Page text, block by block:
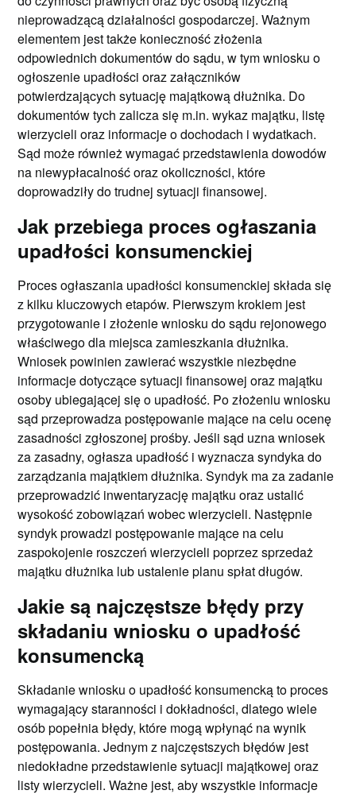
nieprowadzącą działalności gospodarczej. Ważnym
elementem jest także konieczność złożenia
odpowiednich dokumentów do sądu, w tym wniosku o
ogłoszenie upadłości oraz załączników
potwierdzających sytuację majątkową dłużnika. Do
dokumentów tych zalicza się m.in. wykaz majątku, listę
wierzycieli oraz informacje o dochodach i wydatkach.
Sąd może również wymagać przedstawienia dowodów
na niewypłacalność oraz okoliczności, które
doprowadziły do trudnej sytuacji finansowej.
Jak przebiega proces ogłaszania
upadłości konsumenckiej
Proces ogłaszania upadłości konsumenckiej składa się
z kilku kluczowych etapów. Pierwszym krokiem jest
przygotowanie i złożenie wniosku do sądu rejonowego
właściwego dla miejsca zamieszkania dłużnika.
Wniosek powinien zawierać wszystkie niezbędne
informacje dotyczące sytuacji finansowej oraz majątku
osoby ubiegającej się o upadłość. Po złożeniu wniosku
sąd przeprowadza postępowanie mające na celu ocenę
zasadności zgłoszonej prośby. Jeśli sąd uzna wniosek
za zasadny, ogłasza upadłość i wyznacza syndyka do
zarządzania majątkiem dłużnika. Syndyk ma za zadanie
przeprowadzić inwentaryzację majątku oraz ustalić
wysokość zobowiązań wobec wierzycieli. Następnie
syndyk prowadzi postępowanie mające na celu
zaspokojenie roszczeń wierzycieli poprzez sprzedaż
majątku dłużnika lub ustalenie planu spłat długów.
Jakie są najczęstsze błędy przy
składaniu wniosku o upadłość
konsumencką
Składanie wniosku o upadłość konsumencką to proces
wymagający staranności i dokładności, dlatego wiele
osób popełnia błędy, które mogą wpłynąć na wynik
postępowania. Jednym z najczęstszych błędów jest
niedokładne przedstawienie sytuacji majątkowej oraz
listy wierzycieli. Ważne jest, aby wszystkie informacje